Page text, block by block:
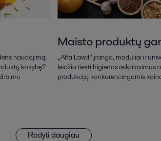
naudojimą,
kokybę?
Maisto produktų
„Alfa Laval“ įranga, moduliai ir
leidžia tiekti higienos reikalavimus
produkciją konkurencingomis
Rodyti daugiau